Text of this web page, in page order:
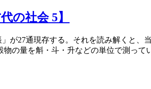
の社会 5】
が27通現存する。それを読み解くと
の量を斛・斗・升などの単位で測っ